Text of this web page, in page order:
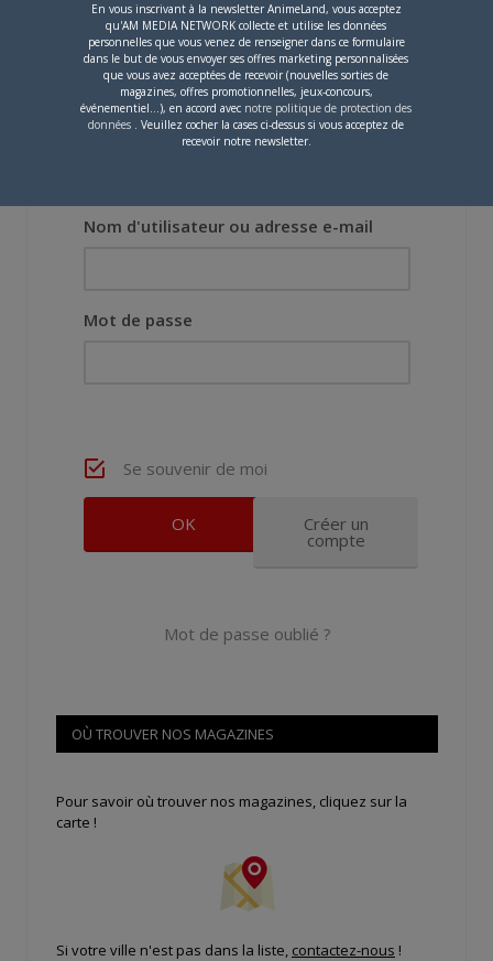
Vous devezvous connecterpour laisser un
commentaire.
Nom d'utilisateur ou adresse e-mail
Mot de passe
Se souvenir de moi
Créer un
compte
Mot de passe oublié ?
OÙ TROUVER NOS MAGAZINES
Pour savoir où trouver nos magazines, cliquez sur la
carte !
Si votre ville n'est pas dans la liste, contactez-nous !
En vous inscrivant à la newsletter AnimeLand, vous acceptez
qu'AM MEDIA NETWORK collecte et utilise les données
personnelles que vous venez de renseigner dans ce formulaire
dans le but de vous envoyer ses offres marketing personnalisées
que vous avez acceptées de recevoir (nouvelles sorties de
magazines, offres promotionnelles, jeux-concours,
événementiel...), en accord avec notre politique de protection des
données . Veuillez cocher la cases ci-dessus si vous acceptez de
recevoir notre newsletter.